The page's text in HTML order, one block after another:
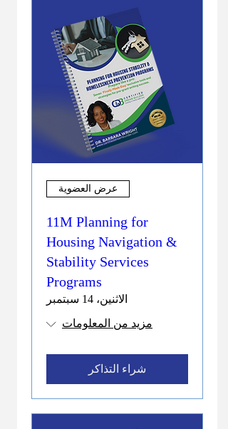
عرض العضوية
11M Planning for
Housing Navigation &
Stability Services
Programs
الاثنين، 14 سبتمبر
مزيد من المعلومات
شراء التذاكر